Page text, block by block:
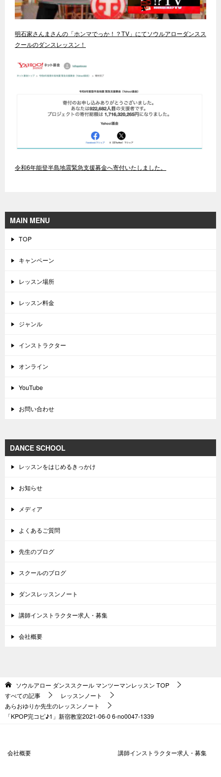
明石家さんまさんの「ホンマでっか！？TV」にてソウルアローダンスス
クールのダンスレッスン！
令和6年能登半島地震緊急支援募金へ寄付いたしました。
MAIN MENU
TOP
キャンペーン
レッスン場所
レッスン料金
ジャンル
インストラクター
オンライン
YouTube
お問い合わせ
DANCE SCHOOL
レッスンをはじめるきっかけ
お知らせ
メディア
よくあるご質問
先生のブログ
スクールのブログ
ダンスレッスンノート
講師インストラクター求人・募集
会社概要
ソウルアロー ダンススクール マンツーマンレッスン TOP
すべての記事
レッスンノート
あらおゆりか先生のレッスンノート
「KPOP完コピ♪1」新宿教室2021-06-0 6-no0047-1339
会社概要 講師インストラクター求人・募集